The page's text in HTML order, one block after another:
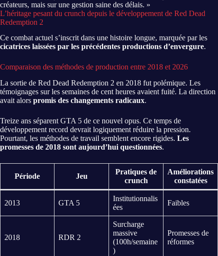
créateurs, mais sur une gestion saine des délais. »
L’héritage pesant du crunch depuis le développement de Red Dead
Redemption 2
Ce combat actuel s’inscrit dans une histoire longue, marquée par les
cicatrices laissées par les précédentes productions d’envergure.
Comparaison des méthodes de production entre 2018 et 2026
La sortie de Red Dead Redemption 2 en 2018 fut polémique. Les
témoignages sur les semaines de cent heures avaient fuité. La direction
avait alors promis des changements radicaux.
Treize ans séparent GTA 5 de ce nouvel opus. Ce temps de
développement record devrait logiquement réduire la pression.
Pourtant, les méthodes de travail semblent encore rigides. Les
promesses de 2018 sont aujourd’hui questionnées.
Période Jeu
Pratiques de
crunch
Améliorations
constatées
2013 GTA 5
Institutionnalis
ées
Faibles
2018 RDR 2
Surcharge
massive
(100h/semaine
)
Promesses de
réformes